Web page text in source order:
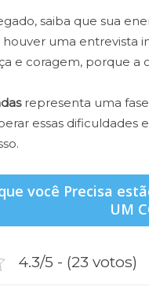
saiba que sua
houver uma entrevista
e coragem, porque a
representa uma
essas
você Precisa
UM
4.3/5 - (23 votos)